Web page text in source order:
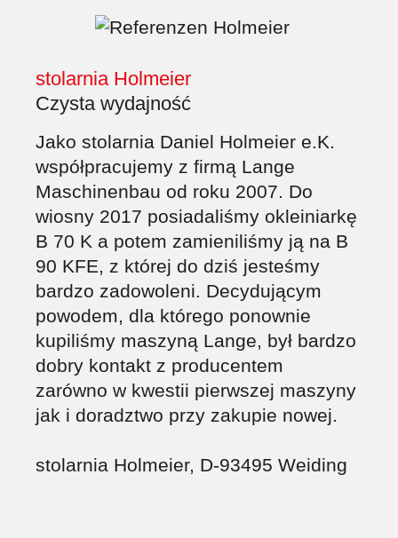
stolarnia Holmeier
Czysta wydajność
Jako stolarnia Daniel Holmeier e.K.
współpracujemy z firmą Lange
Maschinenbau od roku 2007. Do
wiosny 2017 posiadaliśmy okleiniarkę
B 70 K a potem zamieniliśmy ją na B
90 KFE, z której do dziś jesteśmy
bardzo zadowoleni. Decydującym
powodem, dla którego ponownie
kupiliśmy maszyną Lange, był bardzo
dobry kontakt z producentem
zarówno w kwestii pierwszej maszyny
jak i doradztwo przy zakupie nowej.
stolarnia Holmeier, D-93495 Weiding